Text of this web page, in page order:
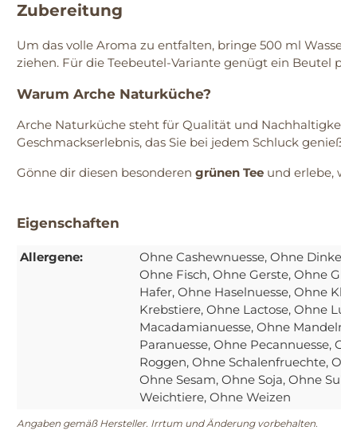
Zubereitung
Um das volle Aroma zu entfalten, bringe 500 ml
ziehen. Für die Teebeutel-Variante genügt ein Beutel
Warum Arche Naturküche?
Arche Naturküche steht für Qualität und
Geschmackserlebnis, das Sie bei jedem Schluck
Gönne dir diesen besonderen grünen Tee und erlebe,
Eigenschaften
Allergene: Ohne Cashewnuesse, Ohne
Ohne Fisch, Ohne Gerste, Ohne
Hafer, Ohne Haselnuesse, Ohne
Krebstiere, Ohne Lactose, Ohne
Macadamianuesse, Ohne
Paranuesse, Ohne Pecannuesse,
Roggen, Ohne Schalenfruechte,
Ohne Sesam, Ohne Soja, Ohne
Weichtiere, Ohne Weizen
Angaben gemäß Hersteller. Irrtum und Änderung vorbehalten.